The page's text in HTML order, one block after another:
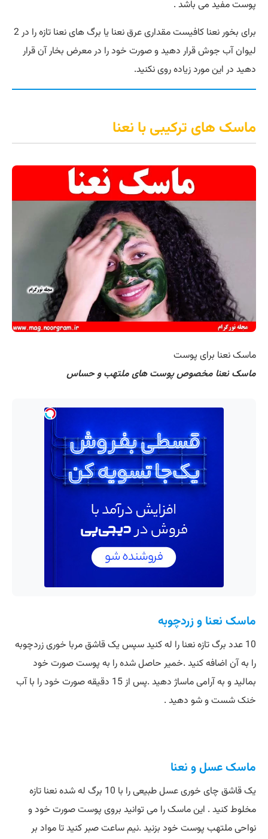
پوست مفید می باشد .
برای بخور نعنا کافیست مقداری عرق نعنا یا برگ های نعنا تازه را در 2
لیوان آب جوش قرار دهید و صورت خود را در معرض بخار آن قرار
دهید در این مورد زیاده روی نکنید.
ماسک های ترکیبی با نعنا
ماسک نعنا برای پوست
ماسک نعنا مخصوص پوست های ملتهب و حساس
ماسک نعنا و زردچوبه
10 عدد برگ تازه نعنا را له کنید سپس یک قاشق مربا خوری زردچوبه
را به آن اضافه کنید .خمیر حاصل شده را به پوست صورت خود
بمالید و به آرامی ماساژ دهید .پس از 15 دقیقه صورت خود را با آب
خنک شست و شو دهید .
ماسک عسل و نعنا
یک قاشق چای خوری عسل طبیعی را با 10 برگ له شده نعنا تازه
مخلوط کنید . این ماسک را می توانید بروی پوست صورت خود و
نواحی ملتهب پوست خود بزنید .نیم ساعت صبر کنید تا مواد بر